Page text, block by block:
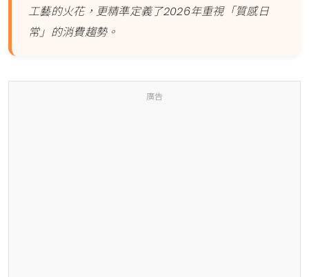
工藝的火花，更精準定義了2026年重視「質感日
常」的消費趨勢。
廣告